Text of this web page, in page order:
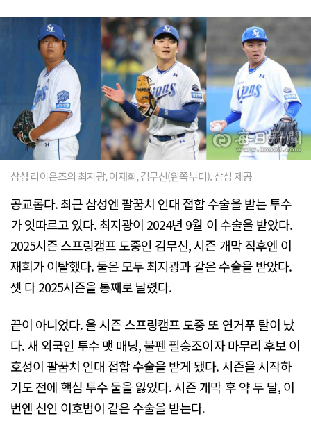
삼성 라이온즈의 최지광, 이재희, 김무신(왼쪽부터). 삼성 제공
공교롭다. 최근 삼성엔 팔꿈치 인대 접합 수술을 받는 투수
가 잇따르고 있다. 최지광이 2024년 9월 이 수술을 받았다.
2025시즌 스프링캠프 도중인 김무신, 시즌 개막 직후엔 이
재희가 이탈했다. 둘은 모두 최지광과 같은 수술을 받았다.
셋 다 2025시즌을 통째로 날렸다.
끝이 아니었다. 올 시즌 스프링캠프 도중 또 연거푸 탈이 났
다. 새 외국인 투수 맷 매닝, 불펜 필승조이자 마무리 후보 이
호성이 팔꿈치 인대 접합 수술을 받게 됐다. 시즌을 시작하
기도 전에 핵심 투수 둘을 잃었다. 시즌 개막 후 약 두 달, 이
번엔 신인 이호범이 같은 수술을 받는다.